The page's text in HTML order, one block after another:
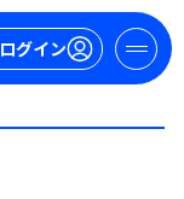
ログイン